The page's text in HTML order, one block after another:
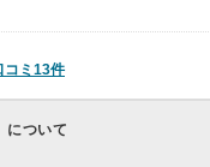
コミ13件
について